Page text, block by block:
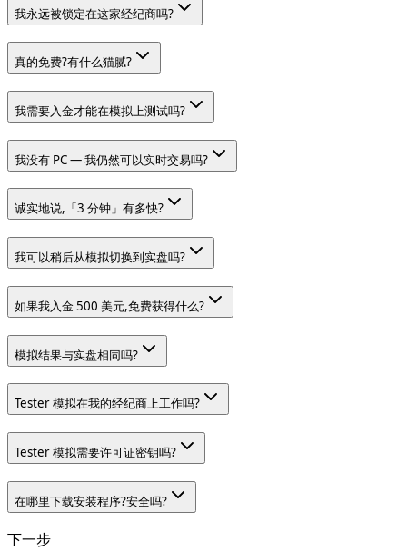
我永远被锁定在这家经纪商吗?
真的免费?有什么猫腻?
我需要入金才能在模拟上测试吗?
我没有 PC — 我仍然可以实时交易吗?
诚实地说,「3 分钟」有多快?
我可以稍后从模拟切换到实盘吗?
如果我入金 500 美元,免费获得什么?
模拟结果与实盘相同吗?
Tester 模拟在我的经纪商上工作吗?
Tester 模拟需要许可证密钥吗?
在哪里下载安装程序?安全吗?
下一步